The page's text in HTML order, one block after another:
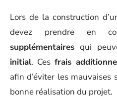
Lors de la construction
devez prendre en
supplémentaires qui
initial. Ces frais
afin d’éviter les
bonne réalisation du projet.